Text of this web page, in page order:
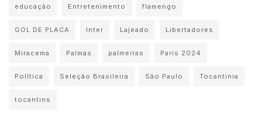
educação Entretenimento flamengo
GOL DE PLACA Inter Lajeado Libertadores
Miracema Palmas palmeiras Paris 2024
Política Seleção Brasileira São Paulo Tocantinia
tocantins